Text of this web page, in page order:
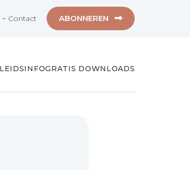
- Contact ABONNEREN
GRATIS DOWNLOADS